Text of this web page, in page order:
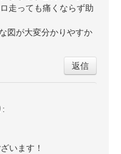
走っても痛くならず助
図が大変分かりやすか
返信
:
います！